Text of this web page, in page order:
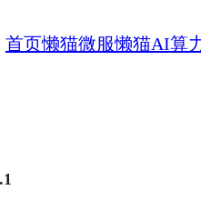
首页懒猫微服懒猫AI算